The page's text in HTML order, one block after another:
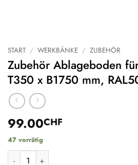
START / WERKBÄNKE / ZUBEHÖR
Zubehör Ablageboden
T350 x B1750 mm,
99.00CHF
47 vorrätig
Zubehör Ablageboden für